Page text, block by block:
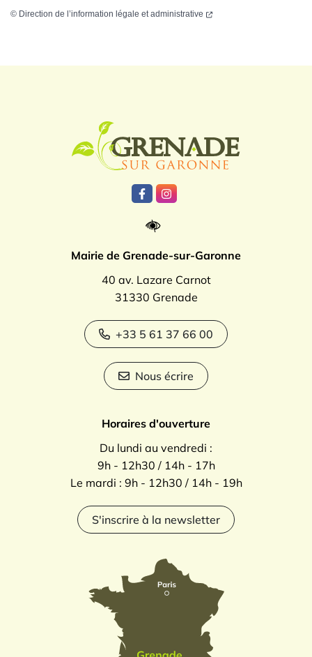
© Direction de l’information légale et administrative
Lien vers le compte Facebook
Lien vers le compte
Mairie de Grenade-sur-Garonne
40 av. Lazare Carnot
31330 Grenade
+33 5 61 37 66 00
Nous écrire
Horaires d'ouverture
Du lundi au vendredi :
9h - 12h30 / 14h - 17h
Le mardi : 9h - 12h30 / 14h - 19h
S'inscrire à la newsletter